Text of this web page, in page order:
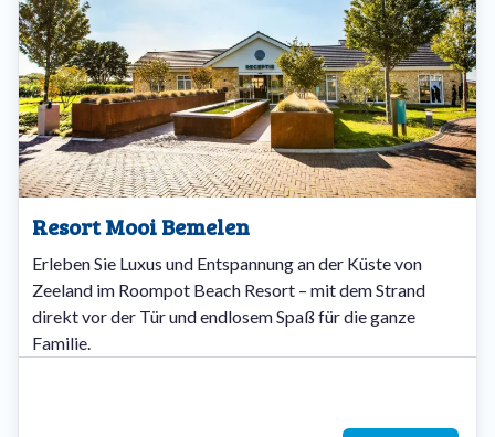
Resort Mooi Bemelen
Erleben Sie Luxus und Entspannung an der Küste von
Zeeland im Roompot Beach Resort – mit dem Strand
direkt vor der Tür und endlosem Spaß für die ganze
Familie.